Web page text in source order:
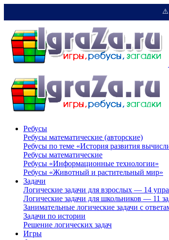
⚠️
Ребусы
Ребусы математические (авторские)
Ребусы по теме «История развития
Ребусы математические
Ребусы «Информационные технологии»
Ребусы «Животный и растительный мир»
Задачи
Логические задачи для взрослых — 14
Логические задачи для школьников — 11
Занимательные логические задачи с
Задачи по истории
Решение логических задач
Игры